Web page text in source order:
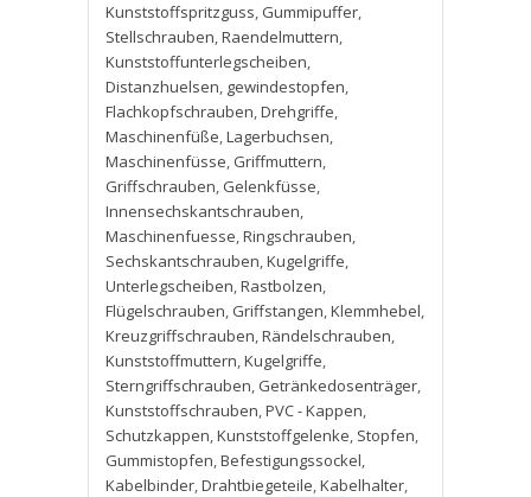
Kunststoffspritzguss, Gummipuffer,
Stellschrauben,Raendelmuttern,
Kunststoffunterlegscheiben,
Distanzhuelsen, gewindestopfen,
Flachkopfschrauben,Drehgriffe,
Maschinenfüße,Lagerbuchsen,
Maschinenfüsse, Griffmuttern,
Griffschrauben, Gelenkfüsse,
Innensechskantschrauben,
Maschinenfuesse,Ringschrauben,
Sechskantschrauben,Kugelgriffe,
Unterlegscheiben,Rastbolzen,
Flügelschrauben, Griffstangen,Klemmhebel,
Kreuzgriffschrauben,Rändelschrauben,
Kunststoffmuttern,Kugelgriffe,
Sterngriffschrauben, Getränkedosenträger,
Kunststoffschrauben,PVC - Kappen,
Schutzkappen,Kunststoffgelenke, Stopfen,
Gummistopfen,Befestigungssockel,
Kabelbinder,Drahtbiegeteile,Kabelhalter,